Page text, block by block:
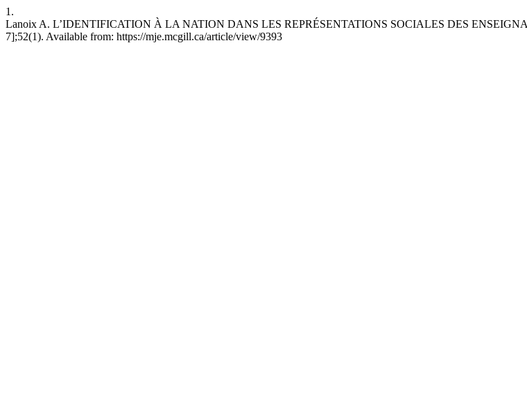
1.
Lanoix A. L’IDENTIFICATION À LA NATION DANS LES REPRÉSENTATIONS SOCIALES DES
7];52(1). Available from: https://mje.mcgill.ca/article/view/9393